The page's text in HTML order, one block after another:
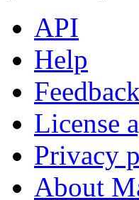
API
Help
Feedback
License
Privacy
About